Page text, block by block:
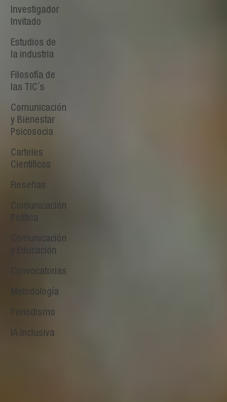
Investigador
Invitado
Estudios de
la industria
Filosofía de
las TIC´s
Comunicación
y Bienestar
Psicosocia
Carteles
Científicos
Reseñas
Comunicación
Política
Comunicación
y Educación
Convocatorias
Metodología
Periodismo
IA Inclusiva